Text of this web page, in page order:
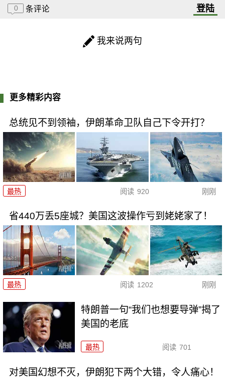
0 条评论 登陆
我来说两句
更多精彩内容
总统见不到领袖，伊朗革命卫队自己下令开打？
最热 阅读 920 刚刚
省440万丢5座城？美国这波操作亏到姥姥家了！
最热 阅读 1202 刚刚
特朗普一句“我们也想要导弹”揭了
美国的老底
最热 阅读 701
对美国幻想不灭，伊朗犯下两个大错，令人痛心！